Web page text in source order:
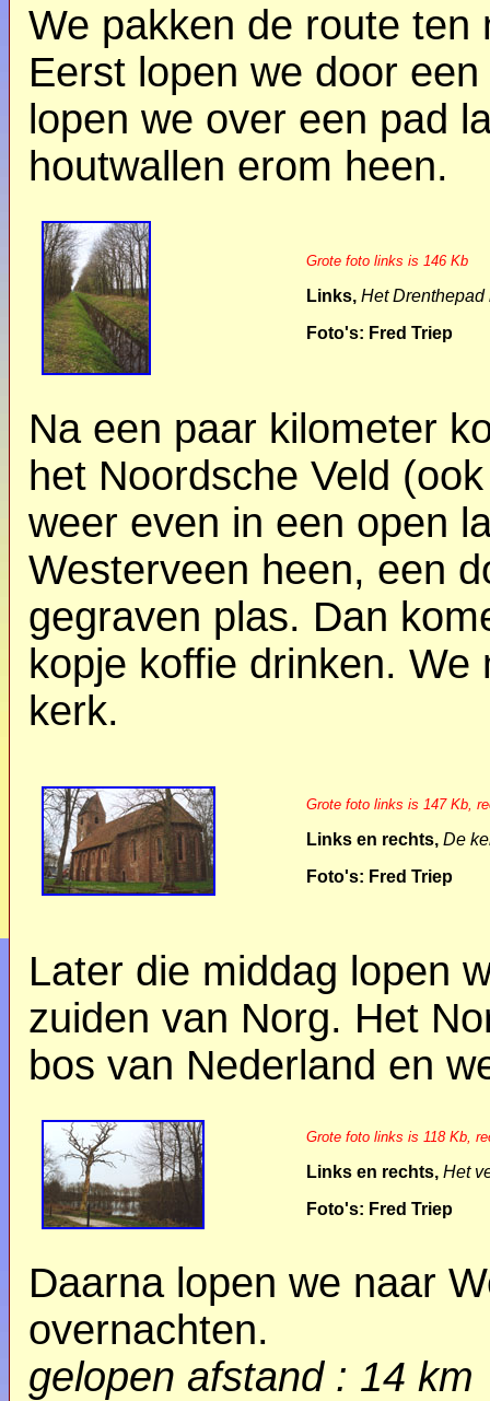
We pakken de route ten
Eerst lopen we door
lopen we over een pad
houtwallen erom heen.
Grote foto links is 146 Kb
Links, Het Drenthepad
Foto's: Fred Triep
Na een paar kilometer
het Noordsche Veld
weer even in een open
Westerveen heen, een
gegraven plas. Dan
kopje koffie drinken.
kerk.
Grote foto links is 147 Kb,
Links en rechts, De
Foto's: Fred Triep
Later die middag lopen
zuiden van Norg. Het
bos van Nederland en
Grote foto links is 118 Kb,
Links en rechts, Het
Foto's: Fred Triep
Daarna lopen we naar
overnachten.
gelopen afstand : 14 km